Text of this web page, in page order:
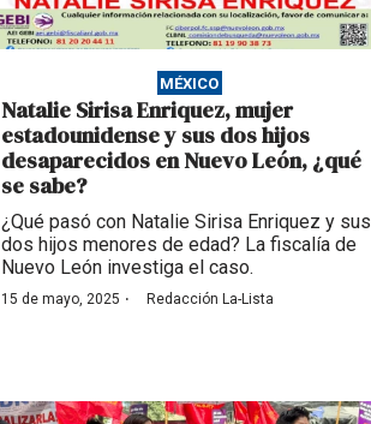
MÉXICO
Natalie Sirisa Enriquez, mujer
estadounidense y sus dos hijos
desaparecidos en Nuevo León, ¿qué
se sabe?
¿Qué pasó con Natalie Sirisa Enriquez y sus
dos hijos menores de edad? La fiscalía de
Nuevo León investiga el caso.
15 de mayo, 2025 · Redacción La-Lista